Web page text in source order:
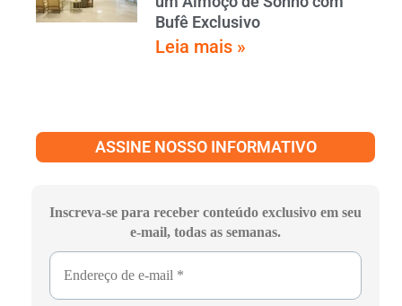
Bufê Exclusivo
Leia mais »
ASSINE NOSSO INFORMATIVO
Inscreva-se para receber conteúdo exclusivo em seu
e-mail, todas as semanas.